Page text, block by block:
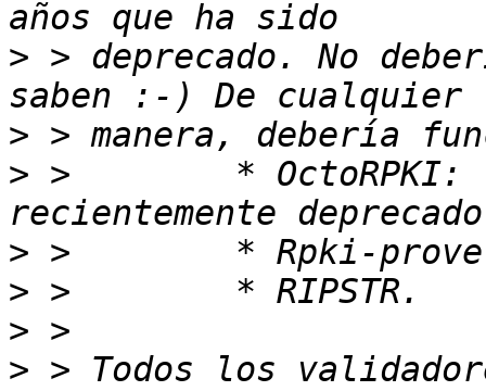
> > deprecado. No
>
> >        * OctoRPKI:
>
>
>
> > Todos los